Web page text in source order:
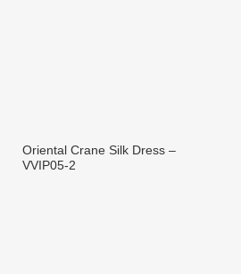
Oriental Crane Silk Dress –
VVIP05-2